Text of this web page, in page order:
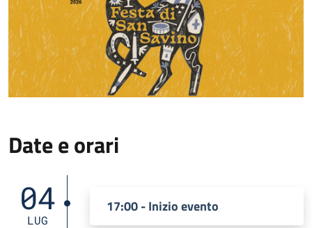
Date e orari
04
LUG
17:00 - Inizio evento